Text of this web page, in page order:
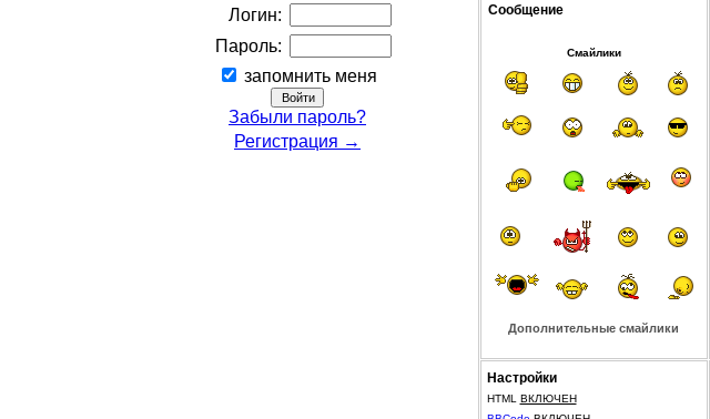
Логин:
Пароль:
запомнить меня
Забыли пароль?
Регистрация →
Сообщение
Смайлики
Дополнительные смайлики
Настройки
HTML ВКЛЮЧЕН